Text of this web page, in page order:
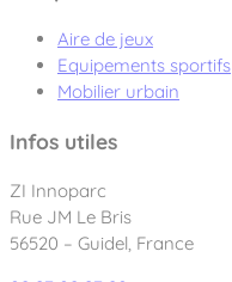
Aire de jeux
Equipements sportifs
Mobilier urbain
Infos utiles
ZI Innoparc
Rue JM Le Bris
56520 – Guidel, France